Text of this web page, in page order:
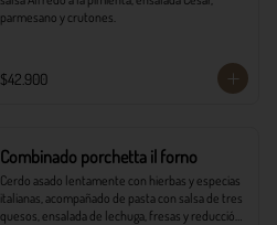
parmesano y crutones.
$42.900
Combinado porchetta il forno
Cerdo asado lentamente con hierbas y especias
italianas, acompañado de pasta con salsa de tres
quesos, ensalada de lechuga, fresas y reducción